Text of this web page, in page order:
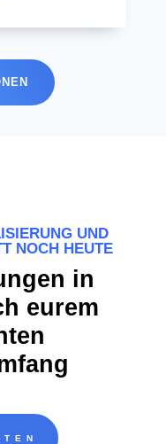
UND
NOCH HEUTE
in
eurem